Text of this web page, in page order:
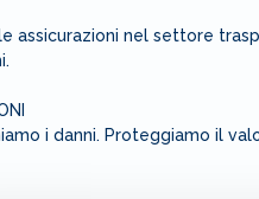
assicurazioni nel settore
i danni. Proteggiamo il